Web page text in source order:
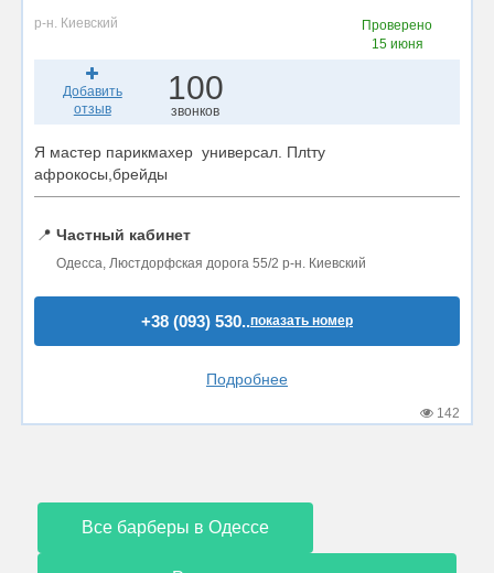
р-н. Киевский
Проверено
15 июня
Добавить
отзыв
100
звонков
Я мастер парикмахер универсал. Плtту
афрокосы,брейды
📍 Частный кабинет
Одесса, Люстдорфская дорога 55/2 р-н. Киевский
+38 (093) 530..показать номер
Подробнее
142
Все барберы в Одессе